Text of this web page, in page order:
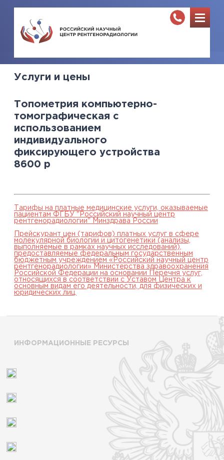
Услуги и цены
Топометрия компьютерно-
томографическая с
использованием
индивидуального
фиксирующего устройства
8600 р
Тарифы на платные медицинские услуги, оказываемые
пациентам ФГБУ "Российский научный центр
рентгенорадиологии" Минздрава России
Прейскурант цен (тарифов) платных услуг в сфере
молекулярной биологии и цитогенетики (анализы,
выполняемые в рамках научных исследований),
предоставляемые федеральным государственным
бюджетным учреждением «Российский научный центр
рентгенорадиологии» Министерства здравоохранения
Российской Федерации на основании Перечня услуг,
относящихся в соответствии с Уставом Центра к
основным видам его деятельности, для физических и
юридических лиц.
ИНФОРМАЦИОННЫЕ РЕСУРСЫ